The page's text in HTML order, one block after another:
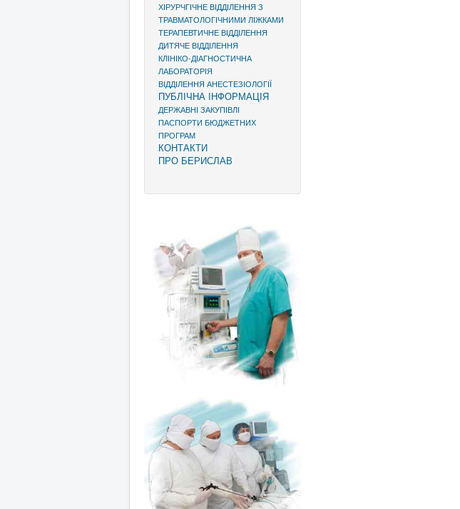
ХІРУРЧГІЧНЕ ВІДДІЛЕННЯ З
ТРАВМАТОЛОГІЧНИМИ ЛІЖКАМИ
ТЕРАПЕВТИЧНЕ ВІДДІЛЕННЯ
ДИТЯЧЕ ВІДДІЛЕННЯ
КЛІНІКО-ДІАГНОСТИЧНА
ЛАБОРАТОРІЯ
ВІДДІЛЕННЯ АНЕСТЕЗІОЛОГІЇ
ПУБЛІЧНА ІНФОРМАЦІЯ
ДЕРЖАВНІ ЗАКУПІВЛІ
ПАСПОРТИ БЮДЖЕТНИХ
ПРОГРАМ
КОНТАКТИ
ПРО БЕРИСЛАВ